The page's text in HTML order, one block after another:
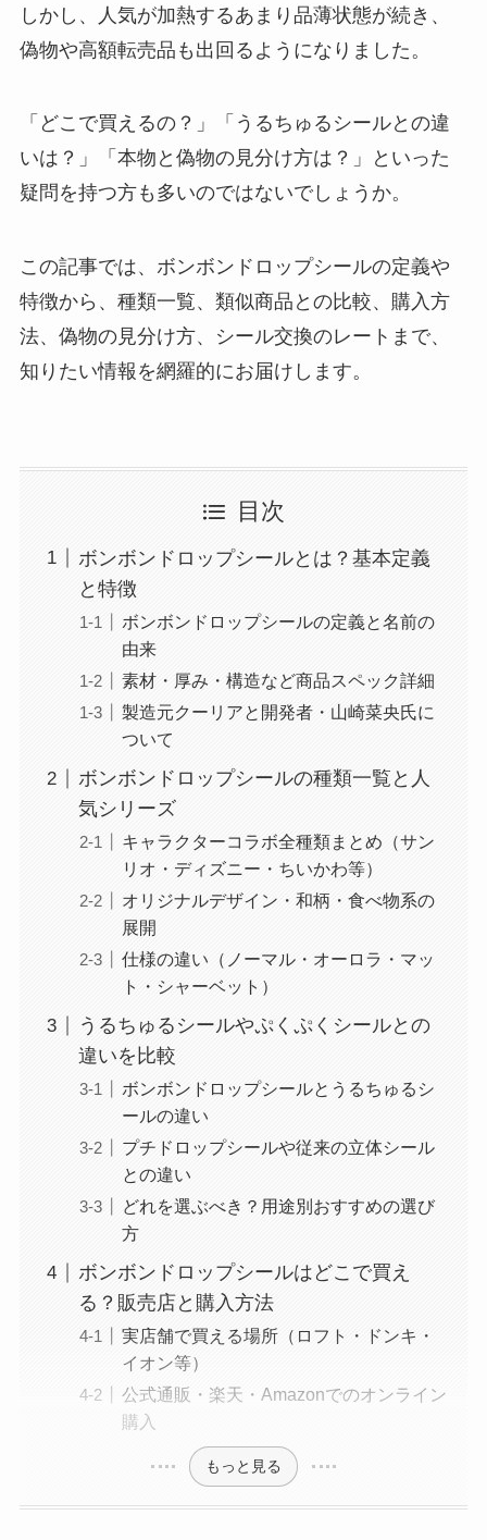
しかし、人気が加熱するあまり品薄状態が続き、
偽物や高額転売品も出回るようになりました。
「どこで買えるの？」「うるちゅるシールとの違
いは？」「本物と偽物の見分け方は？」といった
疑問を持つ方も多いのではないでしょうか。
この記事では、ボンボンドロップシールの定義や
特徴から、種類一覧、類似商品との比較、購入方
法、偽物の見分け方、シール交換のレートまで、
知りたい情報を網羅的にお届けします。
目次
ボンボンドロップシールとは？基本定義
と特徴
ボンボンドロップシールの定義と名前の
由来
素材・厚み・構造など商品スペック詳細
製造元クーリアと開発者・山崎菜央氏に
ついて
ボンボンドロップシールの種類一覧と人
気シリーズ
キャラクターコラボ全種類まとめ（サン
リオ・ディズニー・ちいかわ等）
オリジナルデザイン・和柄・食べ物系の
展開
仕様の違い（ノーマル・オーロラ・マッ
ト・シャーベット）
うるちゅるシールやぷくぷくシールとの
違いを比較
ボンボンドロップシールとうるちゅるシ
ールの違い
プチドロップシールや従来の立体シール
との違い
どれを選ぶべき？用途別おすすめの選び
方
ボンボンドロップシールはどこで買え
る？販売店と購入方法
実店舗で買える場所（ロフト・ドンキ・
イオン等）
公式通販・楽天・Amazonでのオンライン
購入
もっと見る